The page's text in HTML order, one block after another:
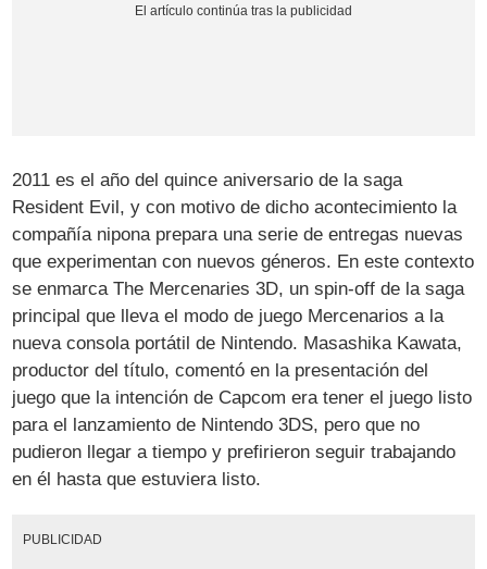
2011 es el año del quince aniversario de la saga
Resident Evil, y con motivo de dicho acontecimiento la
compañía nipona prepara una serie de entregas nuevas
que experimentan con nuevos géneros. En este contexto
se enmarca The Mercenaries 3D, un spin-off de la saga
principal que lleva el modo de juego Mercenarios a la
nueva consola portátil de Nintendo. Masashika Kawata,
productor del título, comentó en la presentación del
juego que la intención de Capcom era tener el juego listo
para el lanzamiento de Nintendo 3DS, pero que no
pudieron llegar a tiempo y prefirieron seguir trabajando
en él hasta que estuviera listo.
PUBLICIDAD